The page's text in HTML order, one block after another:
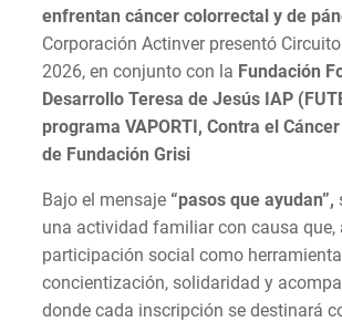
enfrentan cáncer colorrectal y de
Corporación Actinver presentó
2026, en conjunto con la Fundación
Desarrollo Teresa de Jesús IAP
programa VAPORTI, Contra el
de Fundación Grisi
Bajo el mensaje “pasos que ayudan”,
una actividad familiar con causa que,
participación social como
concientización, solidaridad y
donde cada inscripción se destinará